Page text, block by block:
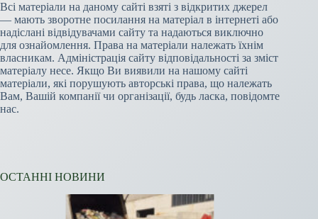
Всі матеріали на даному сайті взяті з відкритих джерел
— мають зворотне посилання на матеріал в інтернеті або
надіслані відвідувачами сайту та надаються виключно
для ознайомлення. Права на матеріали належать їхнім
власникам. Адміністрація сайту відповідальності за зміст
матеріалу несе. Якщо Ви виявили на нашому сайті
матеріали, які порушують авторські права, що належать
Вам, Вашій компанії чи організації, будь ласка, повідомте
нас.
ОСТАННІ НОВИНИ